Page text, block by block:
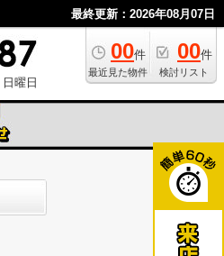
最終更新：2026年08月07日
00件
最近見た物件
00件
検討リスト
曜日